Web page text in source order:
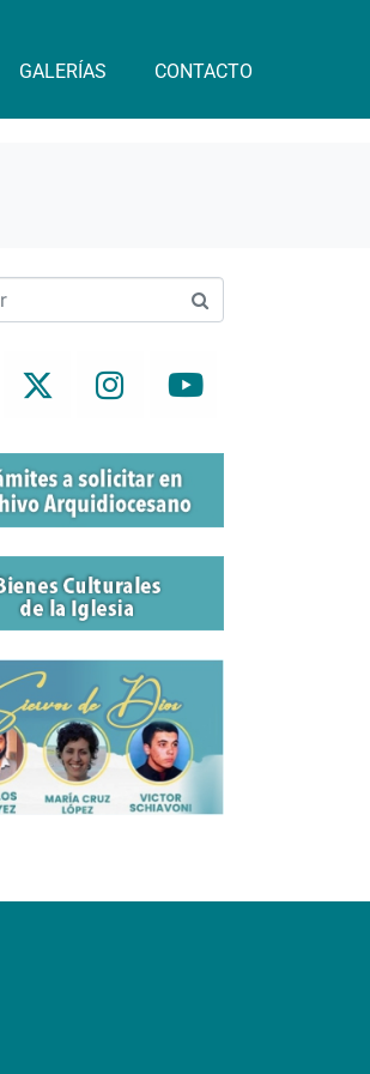
GALERÍAS CONTACTO